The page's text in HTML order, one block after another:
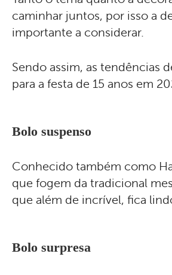
caminhar juntos, por isso a
importante a considerar.
Sendo assim, as tendências
para a festa de 15 anos em
Bolo suspenso
Conhecido também como
que fogem da tradicional
que além de incrível, fica
Bolo surpresa